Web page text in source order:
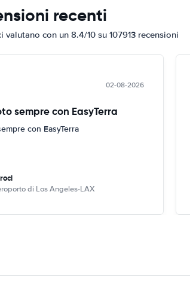
recenti
valutano con un 8.4/10 su 107913 recensioni
02-08-2026
sempre con EasyTerra
con EasyTerra
di Los Angeles-LAX